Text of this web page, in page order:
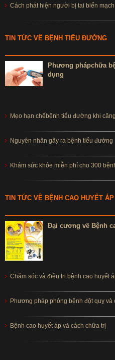
Cách phát hiện người bị tai biến
TIN TỨC VỀ BỆNH TIỂU ĐƯỜNG
Phương phápchữa
dụng
Mẹo hạn chếbệnh tiểu đường khi
Nguyên nhân gây ra bệnh tiểu đường
Khám sức khỏe miễn phí cho 300
TIN TỨC VỀ BỆNH CAO HUYẾT ÁP
Đại cương về Bệnh
Chăm sóc và điều trị bệnh cao huyết
Phương pháp phòng bệnh đột quỵ và
Bệnh cao huyết áp và cách chữa trị